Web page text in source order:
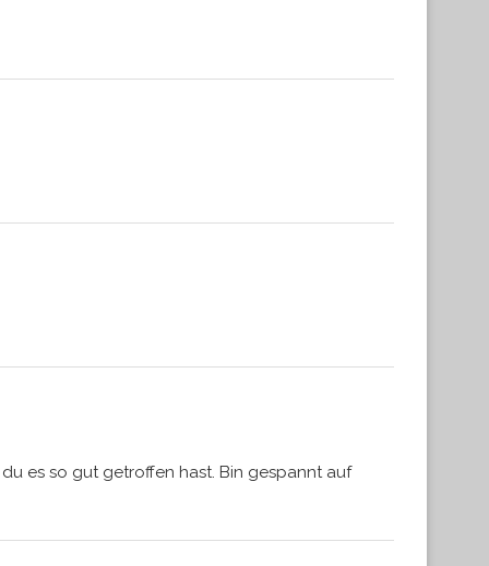
es so gut getroffen hast. Bin gespannt auf